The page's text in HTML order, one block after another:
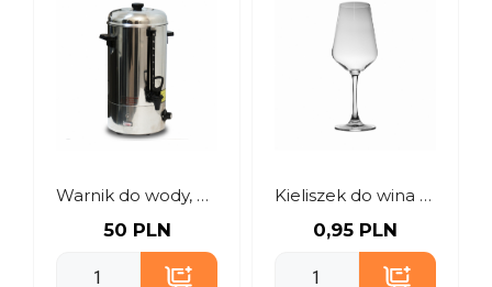
Warnik do wody, wina i piwa – 10 litrów
50 PLN
Kieliszek do wina czerwonego
0,95 PLN